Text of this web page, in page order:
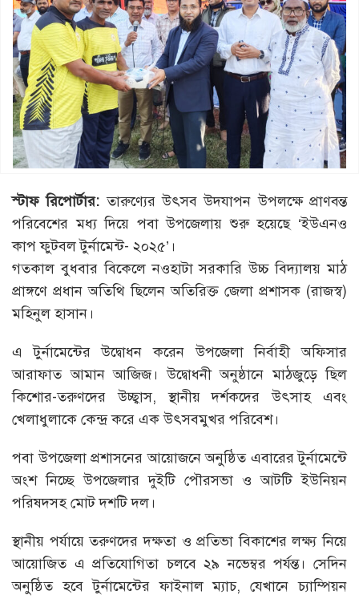
স্টাফ রিপোর্টার: তারুণ্যের উৎসব উদযাপন উপলক্ষে প্রাণবন্ত
পরিবেশের মধ্য দিয়ে পবা উপজেলায় শুরু হয়েছে ‘ইউএনও
কাপ ফুটবল টুর্নামেন্ট- ২০২৫’।
গতকাল বুধবার বিকেলে নওহাটা সরকারি উচ্চ বিদ্যালয় মাঠ
প্রাঙ্গণে প্রধান অতিথি ছিলেন অতিরিক্ত জেলা প্রশাসক (রাজস্ব)
মহিনুল হাসান।
এ টুর্নামেন্টের উদ্বোধন করেন উপজেলা নির্বাহী অফিসার
আরাফাত আমান আজিজ। উদ্বোধনী অনুষ্ঠানে মাঠজুড়ে ছিল
কিশোর-তরুণদের উচ্ছ্বাস, স্থানীয় দর্শকদের উৎসাহ এবং
খেলাধুলাকে কেন্দ্র করে এক উৎসবমুখর পরিবেশ।
পবা উপজেলা প্রশাসনের আয়োজনে অনুষ্ঠিত এবারের টুর্নামেন্টে
অংশ নিচ্ছে উপজেলার দুইটি পৌরসভা ও আটটি ইউনিয়ন
পরিষদসহ মোট দশটি দল।
স্থানীয় পর্যায়ে তরুণদের দক্ষতা ও প্রতিভা বিকাশের লক্ষ্য নিয়ে
আয়োজিত এ প্রতিযোগিতা চলবে ২৯ নভেম্বর পর্যন্ত। সেদিন
অনুষ্ঠিত হবে টুর্নামেন্টের ফাইনাল ম্যাচ, যেখানে চ্যাম্পিয়ন